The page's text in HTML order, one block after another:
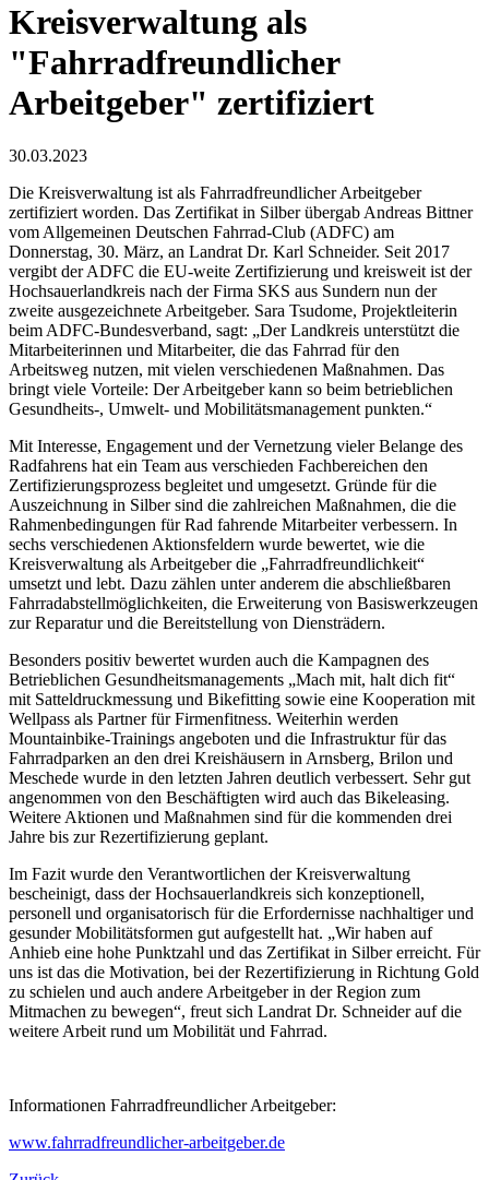
Kreisverwaltung als
"Fahrradfreundlicher
Arbeitgeber" zertifiziert
30.03.2023
Die Kreisverwaltung ist als Fahrradfreundlicher Arbeitgeber
zertifiziert worden. Das Zertifikat in Silber übergab Andreas Bittner
vom Allgemeinen Deutschen Fahrrad-Club (ADFC) am
Donnerstag, 30. März, an Landrat Dr. Karl Schneider. Seit 2017
vergibt der ADFC die EU-weite Zertifizierung und kreisweit ist der
Hochsauerlandkreis nach der Firma SKS aus Sundern nun der
zweite ausgezeichnete Arbeitgeber. Sara Tsudome, Projektleiterin
beim ADFC-Bundesverband, sagt: „Der Landkreis unterstützt die
Mitarbeiterinnen und Mitarbeiter, die das Fahrrad für den
Arbeitsweg nutzen, mit vielen verschiedenen Maßnahmen. Das
bringt viele Vorteile: Der Arbeitgeber kann so beim betrieblichen
Gesundheits-, Umwelt- und Mobilitätsmanagement punkten.“
Mit Interesse, Engagement und der Vernetzung vieler Belange des
Radfahrens hat ein Team aus verschieden Fachbereichen den
Zertifizierungsprozess begleitet und umgesetzt. Gründe für die
Auszeichnung in Silber sind die zahlreichen Maßnahmen, die die
Rahmenbedingungen für Rad fahrende Mitarbeiter verbessern. In
sechs verschiedenen Aktionsfeldern wurde bewertet, wie die
Kreisverwaltung als Arbeitgeber die „Fahrradfreundlichkeit“
umsetzt und lebt. Dazu zählen unter anderem die abschließbaren
Fahrradabstellmöglichkeiten, die Erweiterung von Basiswerkzeugen
zur Reparatur und die Bereitstellung von Diensträdern.
Besonders positiv bewertet wurden auch die Kampagnen des
Betrieblichen Gesundheitsmanagements „Mach mit, halt dich fit“
mit Satteldruckmessung und Bikefitting sowie eine Kooperation mit
Wellpass als Partner für Firmenfitness. Weiterhin werden
Mountainbike-Trainings angeboten und die Infrastruktur für das
Fahrradparken an den drei Kreishäusern in Arnsberg, Brilon und
Meschede wurde in den letzten Jahren deutlich verbessert. Sehr gut
angenommen von den Beschäftigten wird auch das Bikeleasing.
Weitere Aktionen und Maßnahmen sind für die kommenden drei
Jahre bis zur Rezertifizierung geplant.
Im Fazit wurde den Verantwortlichen der Kreisverwaltung
bescheinigt, dass der Hochsauerlandkreis sich konzeptionell,
personell und organisatorisch für die Erfordernisse nachhaltiger und
gesunder Mobilitätsformen gut aufgestellt hat. „Wir haben auf
Anhieb eine hohe Punktzahl und das Zertifikat in Silber erreicht. Für
uns ist das die Motivation, bei der Rezertifizierung in Richtung Gold
zu schielen und auch andere Arbeitgeber in der Region zum
Mitmachen zu bewegen“, freut sich Landrat Dr. Schneider auf die
weitere Arbeit rund um Mobilität und Fahrrad.
Informationen Fahrradfreundlicher Arbeitgeber:
www.fahrradfreundlicher-arbeitgeber.de